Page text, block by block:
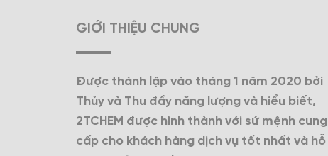
GIỚI THIỆU CHUNG
Được thành lập vào tháng 1 năm 2020 bởi
Thủy và Thu đầy năng lượng và hiểu biết,
2TCHEM được hình thành với sứ mệnh cung
cấp cho khách hàng dịch vụ tốt nhất và hỗ